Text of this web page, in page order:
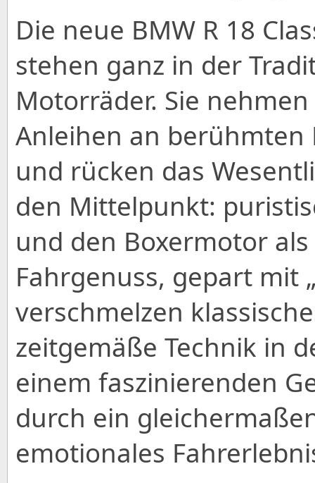
Die neue BMW R 18
stehen ganz in der
Motorräder. Sie
Anleihen an berühmten
und rücken das
den Mittelpunkt:
und den Boxermotor
Fahrgenuss, gepart mit
verschmelzen
zeitgemäße Technik in
einem faszinierenden
durch ein
emotionales